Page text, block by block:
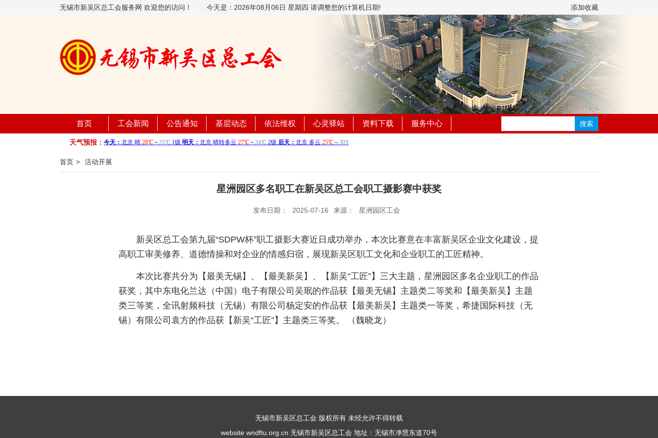
无锡市新吴区总工会服务网 欢迎您的访问！ 今天是： 2026年08月06日 星期四 请调整您的计算机日期! 添加收藏
首页 工会新闻 公告通知 基层动态 依法维权 心灵驿站 资料下载 服务中心
天气预报：
首页 > 活动开展
星洲园区多名职工在新吴区总工会职工摄影赛中获奖
发布日期： 2025-07-16 来源： 星洲园区工会
新吴区总工会第九届“SDPW杯”职工摄影大赛近日成功举办，本次比赛意在丰富新吴区企业文化建设，提
高职工审美修养、道德情操和对企业的情感归宿，展现新吴区职工文化和企业职工的工匠精神。
本次比赛共分为【最美无锡】、【最美新吴】、【新吴“工匠”】三大主题，星洲园区多名企业职工的作品
获奖，其中东电化兰达（中国）电子有限公司吴珉的作品获【最美无锡】主题类二等奖和【最美新吴】主题
类三等奖，全讯射频科技（无锡）有限公司杨定安的作品获【最美新吴】主题类一等奖，希捷国际科技（无
锡）有限公司袁方的作品获【新吴“工匠”】主题类三等奖。 （魏晓龙）
无锡市新吴区总工会 版权所有 未经允许不得转载
website wndftu.org.cn 无锡市新吴区总工会 地址：无锡市净慧东道70号